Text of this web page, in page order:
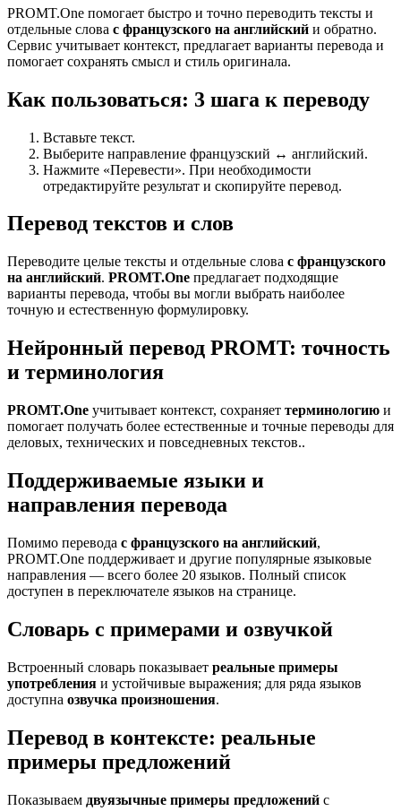
PROMT.One помогает быстро и точно переводить тексты и
отдельные слова с французского на английский и обратно.
Сервис учитывает контекст, предлагает варианты перевода и
помогает сохранять смысл и стиль оригинала.
Как пользоваться: 3 шага к переводу
Вставьте текст.
Выберите направление французский ↔ английский.
Нажмите «Перевести». При необходимости
отредактируйте результат и скопируйте перевод.
Перевод текстов и слов
Переводите целые тексты и отдельные слова с французского
на английский. PROMT.One предлагает подходящие
варианты перевода, чтобы вы могли выбрать наиболее
точную и естественную формулировку.
Нейронный перевод PROMT: точность
и терминология
PROMT.One учитывает контекст, сохраняет терминологию и
помогает получать более естественные и точные переводы для
деловых, технических и повседневных текстов..
Поддерживаемые языки и
направления перевода
Помимо перевода с французского на английский,
PROMT.One поддерживает и другие популярные языковые
направления — всего более 20 языков. Полный список
доступен в переключателе языков на странице.
Словарь с примерами и озвучкой
Встроенный словарь показывает реальные примеры
употребления и устойчивые выражения; для ряда языков
доступна озвучка произношения.
Перевод в контексте: реальные
примеры предложений
Показываем двуязычные примеры предложений с